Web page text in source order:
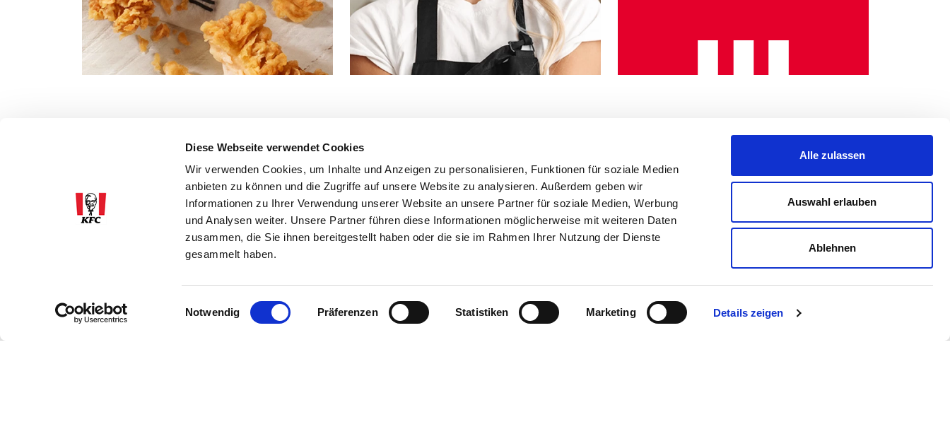
Diese Webseite verwendet Cookies
Wir verwenden Cookies, um Inhalte und Anzeigen zu personalisieren, Funktionen für soziale Medien
anbieten zu können und die Zugriffe auf unsere Website zu analysieren. Außerdem geben wir
Informationen zu Ihrer Verwendung unserer Website an unsere Partner für soziale Medien, Werbung
und Analysen weiter. Unsere Partner führen diese Informationen möglicherweise mit weiteren Daten
zusammen, die Sie ihnen bereitgestellt haben oder die sie im Rahmen Ihrer Nutzung der Dienste
gesammelt haben.
Einwilligungsauswahl
Notwendig Präferenzen Statistiken Marketing Details zeigen
Alle zulassen
Auswahl erlauben
Ablehnen